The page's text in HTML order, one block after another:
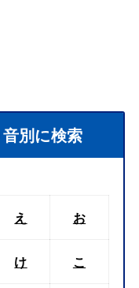
別に検索
え お
け こ